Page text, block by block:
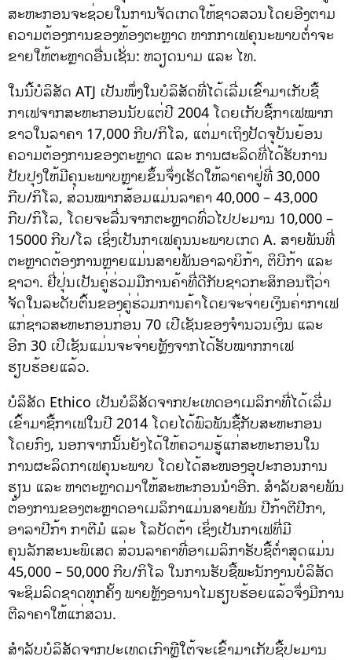
ສະຫະກອນຈະຊ່ວຍໃນການຈັດເກດໃຫ້ຊາວສວນໂດຍອີງຕາມ
ຄວາມຕ້ອງການຂອງທ້ອງຕະຫຼາດ ຫາກກາເຟຄຸນະພາບຕ່ຳຈະ
ຂາຍໃຫ້ຕະຫຼາດອື່ນເຊັ່ນ: ຫວຽດນາມ ແລະ ໄທ.
ໃນນີ້ບໍລິສັດ ATJ ເປັນໜຶ່ງໃນບໍລິສັດທີ່ໄດ້ເລີ່ມເຂົ້າມາເກັບຊື້
ກາເຟຈາກສະຫະກອນນັບແຕ່ປີ 2004 ໂດຍເກັບຊື້ກາເຟໝາກ
ຂາວໃນລາຄາ 17,000 ກີບ/ກິໂລ, ແຕ່ມາເຖິງປັດຈຸບັນຍ້ອນ
ຄວາມຕ້ອງການຂອງຕະຫຼາດ ແລະ ການຜະລິດທີ່ໄດ້ຮັບການ
ປັບປຸງໃຫ້ມີຄຸນະພາບຫຼາຍຂຶ້ນຈຶ່ງເຮັດໃຫ້ລາຄາຢູ່ທີ່ 30,000
ກີບ/ກິໂລ, ສ່ວນໝາກສ້ອມແມ່ນລາຄາ 40,000 – 43,000
ກີບ/ກິໂລ, ໂດຍຈະລື່ນຈາກຕະຫຼາດທົ່ວໄປປະມານ 10,000 –
15000 ກີບ/ໂລ ເຊິ່ງເປັນກາເຟຄຸນນະພາບເກດ A. ສາຍພັນທີ່
ຕະຫຼາດຕ້ອງການຫຼາຍແມ່ນສາຍພັນອາລາບິກ້າ, ຕິບີກ້າ ແລະ
ຊາວາ. ຢີ່ປຸ່ນເປັນຄູ່ຮ່ວມມືການຄ້າທີ່ດີກັບຊາວກະສິກອນຖືວ່າ
ຈັດໃນລະດັບຕົ້ນຂອງຄູ່ຮ່ວມການຄ້າໂດຍຈະຈ່າຍເງິນຄ່າກາເຟ
ແກ່ຊາວສະຫະກອນກ່ອນ 70 ເປີເຊັນຂອງຈຳນວນເງິນ ແລະ
ອີກ 30 ເປີເຊັນແມ່ນຈະຈ່າຍຫຼັງຈາກໄດ້ຮັບໝາກກາເຟ
ຮຽບຮ້ອຍແລ້ວ.
ບໍລິສັດ Ethico ເປັນບໍລິສັດຈາກປະເທດອາເມລິກາທີ່ໄດ້ເລີ່ມ
ເຂົ້າມາຊື້ກາເຟໃນປີ 2014 ໂດຍໄດ້ພົວພັນຊື້ກັບສະຫະກອນ
ໂດຍກົງ, ນອກຈາກນັ້ນຍັງໄດ້ໃຫ້ຄວາມຮູ້ແກ່ສະຫະກອນໃນ
ການຜະລິດກາເຟຄຸນະພາບ ໂດຍໄດ້ສະໜອງອຸປະກອນການ
ຮຽນ ແລະ ຫາຕະຫຼາດມາໃຫ້ສະຫະກອນນຳອີກ. ສຳລັບສາຍພັນ
ຕ້ອງການຂອງຕະຫຼາດອາເມລິກາແມ່ນສາຍພັນ ປີກ້າຕີປີກາ,
ອາລາປີກ້າ ກາຕີມໍ ແລະ ໂລບັດຕ້າ ເຊິ່ງເປັນກາເຟທີ່ມີ
ຄຸນລັກສະນະພິເສດ ສ່ວນລາຄາທີ່ອາເມລິກາຮັບຊື້ຕ່ຳສຸດແມ່ນ
45,000 – 50,000 ກີບ/ກິໂລ ໃນການຮັບຊື້ພະນັກງານບໍລິສັດ
ຈະຊິມລົດຊາດທຸກຄັ້ງ ພາຍຫຼັງອານາໄມຮຽບຮ້ອຍແລ້ວຈຶ່ງມີການ
ຕີລາຄາໃຫ້ແກ່ສວນ.
ສຳລັບບໍລິສັດຈາກປະເທດເກົາຫຼີໃຕ້ຈະເຂົ້າມາເກັບຊື້ປະມານ